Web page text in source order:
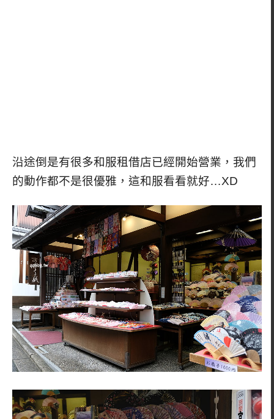
沿途倒是有很多和服租借店已經開始營業，我們
的動作都不是很優雅，這和服看看就好…XD